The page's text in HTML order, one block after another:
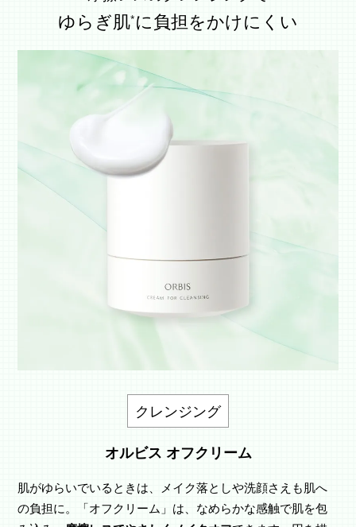
ゆらぎ肌* に負担をかけにくい
クレンジング
オルビス オフクリーム
肌がゆらいでいるときは、メイク落としや洗顔さえも肌へ
の負担に。「オフクリーム」は、なめらかな感触で肌を包